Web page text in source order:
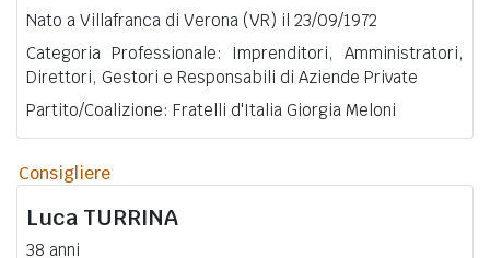
Nato a Villafranca di Verona (VR) il 23/09/1972
Categoria Professionale: Imprenditori, Amministratori,
Direttori, Gestori e Responsabili di Aziende Private
Partito/Coalizione: Fratelli d'Italia Giorgia Meloni
Consigliere
Luca TURRINA
38 anni